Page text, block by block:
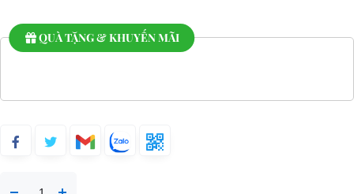
QUÀ TẶNG & KHUYẾN MÃI